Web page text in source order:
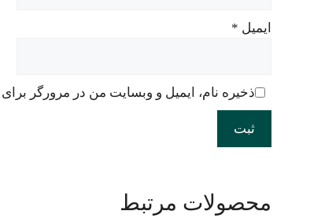
ایمیل *
ذخیره نام، ایمیل و وبسایت من در مرورگر
محصولات مرتبط